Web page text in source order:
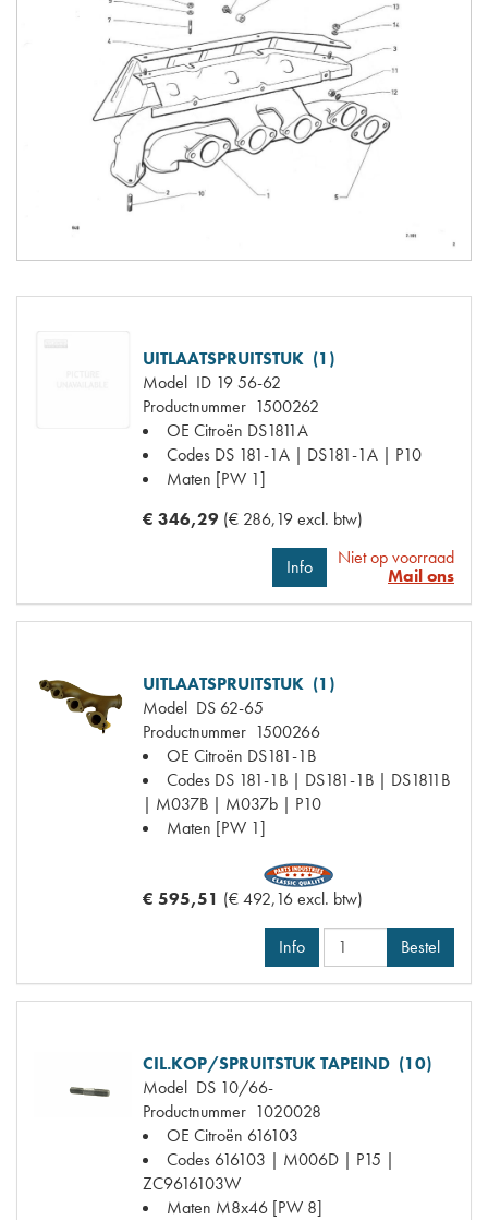
UITLAATSPRUITSTUK (1)
Model ID 19 56-62
Productnummer 1500262
OE Citroën DS1811A
Codes DS 181-1A | DS181-1A | P10
Maten [PW 1]
€ 346,29 (€ 286,19 excl. btw)
Info
Niet op voorraad
Mail ons
UITLAATSPRUITSTUK (1)
Model DS 62-65
Productnummer 1500266
OE Citroën DS181-1B
Codes DS 181-1B | DS181-1B | DS1811B
| M037B | M037b | P10
Maten [PW 1]
€ 595,51 (€ 492,16 excl. btw)
Info Bestel
CIL.KOP/SPRUITSTUK TAPEIND (10)
Model DS 10/66-
Productnummer 1020028
OE Citroën 616103
Codes 616103 | M006D | P15 |
ZC9616103W
Maten M8x46 [PW 8]